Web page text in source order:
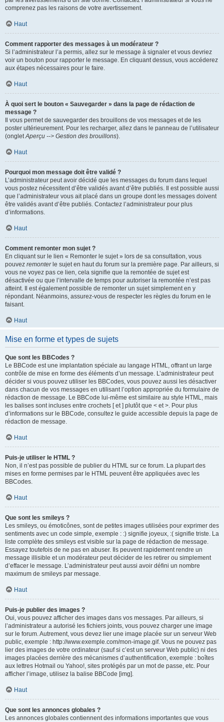
comprenez pas les raisons de votre avertissement.
Haut
Comment rapporter des messages à un modérateur ?
Si l’administrateur l’a permis, allez sur le message à signaler et vous devriez
voir un bouton pour rapporter le message. En cliquant dessus, vous accéderez
aux étapes nécessaires pour le faire.
Haut
À quoi sert le bouton « Sauvegarder » dans la page de rédaction de
message ?
Il vous permet de sauvegarder des brouillons de vos messages et de les
poster ultérieurement. Pour les recharger, allez dans le panneau de l’utilisateur
(ongletAperçu --> Gestion des brouillons).
Haut
Pourquoi mon message doit être validé ?
L’administrateur peut avoir décidé que les messages du forum dans lequel
vous postez nécessitent d’être validés avant d’être publiés. Il est possible aussi
que l’administrateur vous ait placé dans un groupe dont les messages doivent
être validés avant d’être publiés. Contactez l’administrateur pour plus
d’informations.
Haut
Comment remonter mon sujet ?
En cliquant sur le lien « Remonter le sujet » lors de sa consultation, vous
pouvez remonterle sujet en haut du forum sur la première page. Par ailleurs, si
vous ne voyez pas ce lien, cela signifie que la remontée de sujet est
désactivée ou que l’intervalle de temps pour autoriser la remontée n’est pas
atteint. Il est également possible de remonter un sujet simplement en y
répondant. Néanmoins, assurez-vous de respecter les règles du forum en le
faisant.
Haut
Mise en forme et types de sujets
Que sont les BBCodes ?
Le BBCode est une implantation spéciale au langage HTML, offrant un large
contrôle de mise en forme des éléments d’un message. L’administrateur peut
décider si vous pouvez utiliser les BBCodes, vous pouvez aussi les désactiver
dans chacun de vos messages en utilisant l’option appropriée du formulaire de
rédaction de message. Le BBCode lui-même est similaire au style HTML, mais
les balises sont incluses entre crochets [ et ] plutôt que < et >. Pour plus
d’informations sur le BBCode, consultez le guide accessible depuis la page de
rédaction de message.
Haut
Puis-je utiliser le HTML ?
Non, il n’est pas possible de publier du HTML sur ce forum. La plupart des
mises en forme permises par le HTML peuvent être appliquées avec les
BBCodes.
Haut
Que sont les smileys ?
Les smileys, ou émoticônes, sont de petites images utilisées pour exprimer des
sentiments avec un code simple, exemple : :) signifie joyeux, :( signifie triste. La
liste complète des smileys est visible sur la page de rédaction de message.
Essayez toutefois de ne pas en abuser. Ils peuvent rapidement rendre un
message illisible et un modérateur peut décider de les retirer ou simplement
d’effacer le message. L’administrateur peut aussi avoir défini un nombre
maximum de smileys par message.
Haut
Puis-je publier des images ?
Oui, vous pouvez afficher des images dans vos messages. Par ailleurs, si
l’administrateur a autorisé les fichiers joints, vous pouvez charger une image
sur le forum. Autrement, vous devez lier une image placée sur un serveur Web
public, exemple : http://www.exemple.com/mon-image.gif. Vous ne pouvez pas
lier des images de votre ordinateur (sauf si c’est un serveur Web public) ni des
images placées derrière des mécanismes d’authentification, exemple : boîtes
aux lettres Hotmail ou Yahoo!, sites protégés par un mot de passe, etc. Pour
afficher l’image, utilisez la balise BBCode [img].
Haut
Que sont les annonces globales ?
Les annonces globales contiennent des informations importantes que vous